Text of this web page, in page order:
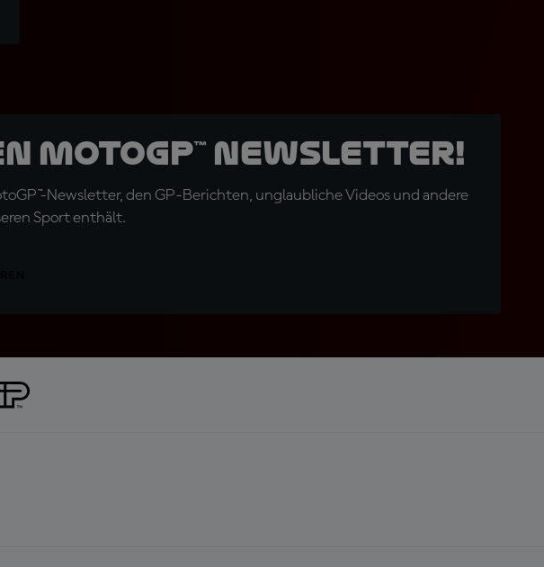
MotoGP™ Newsletter!
Newsletter, den GP-Berichten, unglaubliche Videos und andere
Sport enthält.